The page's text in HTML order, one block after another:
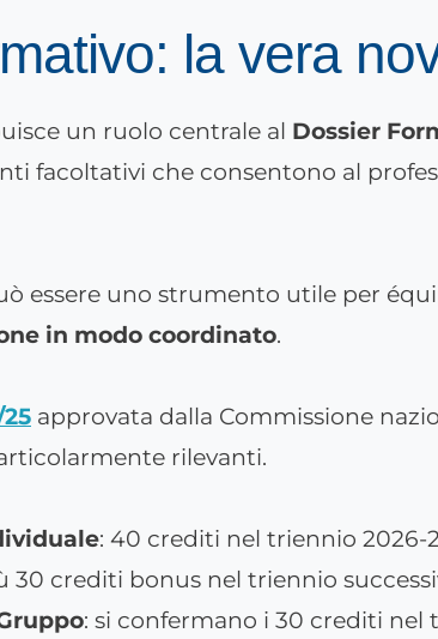
la vera
un ruolo centrale al Dossier
facoltativi che consentono al
essere uno strumento utile per
in modo coordinato.
approvata dalla Commissione
rilevanti.
: 40 crediti nel triennio 2026-
30 crediti bonus nel triennio
: si confermano i 30 crediti nel